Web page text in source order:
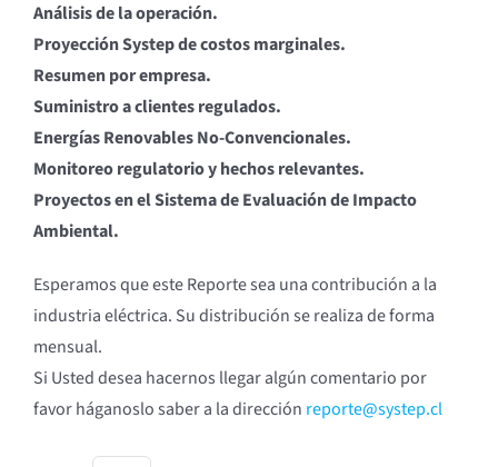
Análisis de la operación.
Proyección Systep de costos marginales.
Resumen por empresa.
Suministro a clientes regulados.
Energías Renovables No-Convencionales.
Monitoreo regulatorio y hechos relevantes.
Proyectos en el Sistema de Evaluación de Impacto
Ambiental.
Esperamos que este Reporte sea una contribución a la
industria eléctrica. Su distribución se realiza de forma
mensual.
Si Usted desea hacernos llegar algún comentario por
favor háganoslo saber a la dirección reporte@systep.cl